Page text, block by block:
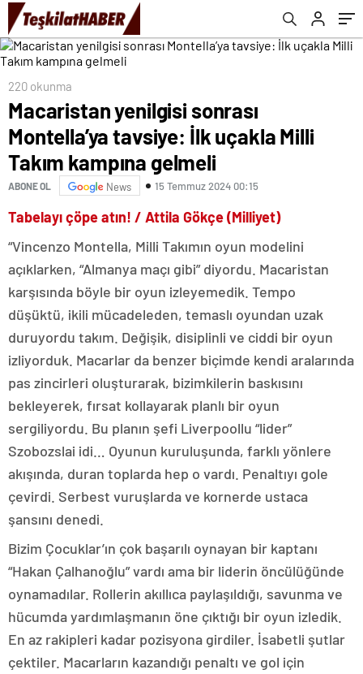
gelmeli
220 okunma
Macaristan yenilgisi sonrası
Montella’ya tavsiye: İlk uçakla Milli
Takım kampına gelmeli
ABONE OL News 15 Temmuz 2024 00:15
Tabelayı çöpe atın! / Attila Gökçe (Milliyet)
“Vincenzo Montella, Milli Takımın oyun modelini
açıklarken, “Almanya maçı gibi” diyordu. Macaristan
karşısında böyle bir oyun izleyemedik. Tempo
düşüktü, ikili mücadeleden, temaslı oyundan uzak
duruyordu takım. Değişik, disiplinli ve ciddi bir oyun
izliyorduk. Macarlar da benzer biçimde kendi aralarında
pas zincirleri oluşturarak, bizimkilerin baskısını
bekleyerek, fırsat kollayarak planlı bir oyun
sergiliyordu. Bu planın şefi Liverpoollu “lider”
Szobozslai idi… Oyunun kuruluşunda, farklı yönlere
akışında, duran toplarda hep o vardı. Penaltıyı gole
çevirdi. Serbest vuruşlarda ve kornerde ustaca
şansını denedi.
Bizim Çocuklar’ın çok başarılı oynayan bir kaptanı
“Hakan Çalhanoğlu” vardı ama bir liderin öncülüğünde
oynamadılar. Rollerin akıllıca paylaşıldığı, savunma ve
hücumda yardımlaşmanın öne çıktığı bir oyun izledik.
En az rakipleri kadar pozisyona girdiler. İsabetli şutlar
çektiler. Macarların kazandığı penaltı ve gol için